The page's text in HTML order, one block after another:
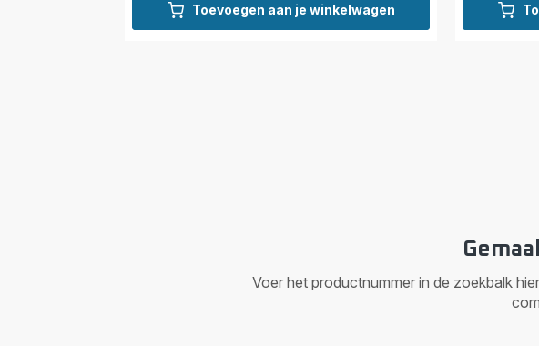
Toevoegen aan je winkelwagen
Voer het productnummer in de zoekbalk